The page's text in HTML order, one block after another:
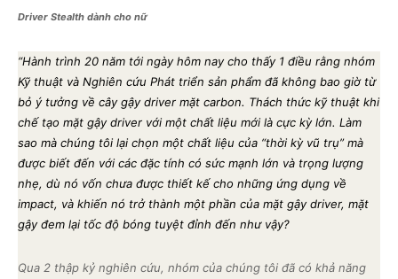
Driver Stealth dành cho nữ
“Hành trình 20 năm tới ngày hôm nay cho thấy 1 điều rằng nhóm
Kỹ thuật và Nghiên cứu Phát triển sản phẩm đã không bao giờ từ
bỏ ý tưởng về cây gậy driver mặt carbon. Thách thức kỹ thuật khi
chế tạo mặt gậy driver với một chất liệu mới là cực kỳ lớn. Làm
sao mà chúng tôi lại chọn một chất liệu của “thời kỳ vũ trụ” mà
được biết đến với các đặc tính có sức mạnh lớn và trọng lượng
nhẹ, dù nó vốn chưa được thiết kế cho những ứng dụng về
impact, và khiến nó trở thành một phần của mặt gậy driver, mặt
gậy đem lại tốc độ bóng tuyệt đỉnh đến như vậy?
Qua 2 thập kỷ nghiên cứu, nhóm của chúng tôi đã có khả năng